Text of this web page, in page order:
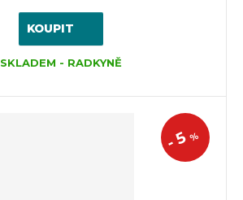
KOUPIT
SKLADEM - RADKYNĚ
-
5%